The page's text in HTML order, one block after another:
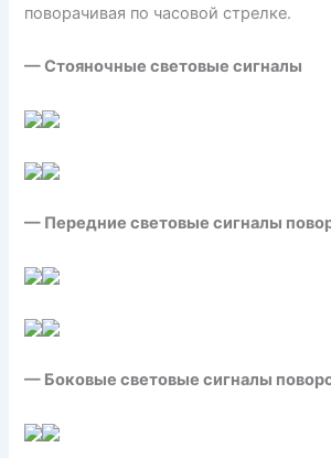
поворачивая по часовой стрелке.
— Стояночные световые сигналы
— Передние световые сигналы
— Боковые световые сигналы